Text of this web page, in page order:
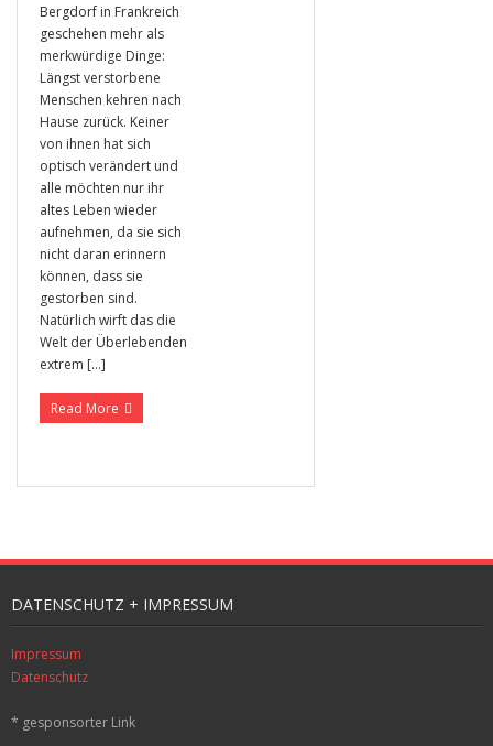
Bergdorf in Frankreich
geschehen mehr als
merkwürdige Dinge:
Längst verstorbene
Menschen kehren nach
Hause zurück. Keiner
von ihnen hat sich
optisch verändert und
alle möchten nur ihr
altes Leben wieder
aufnehmen, da sie sich
nicht daran erinnern
können, dass sie
gestorben sind.
Natürlich wirft das die
Welt der Überlebenden
extrem […]
Read More
DATENSCHUTZ + IMPRESSUM
Impressum
Datenschutz
* gesponsorter Link